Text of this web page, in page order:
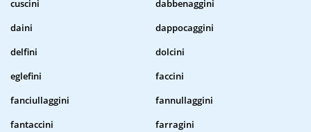
cuscini
dabbenaggini
daini
dappocaggini
delfini
dolcini
eglefini
faccini
fanciullaggini
fannullaggini
fantaccini
farragini